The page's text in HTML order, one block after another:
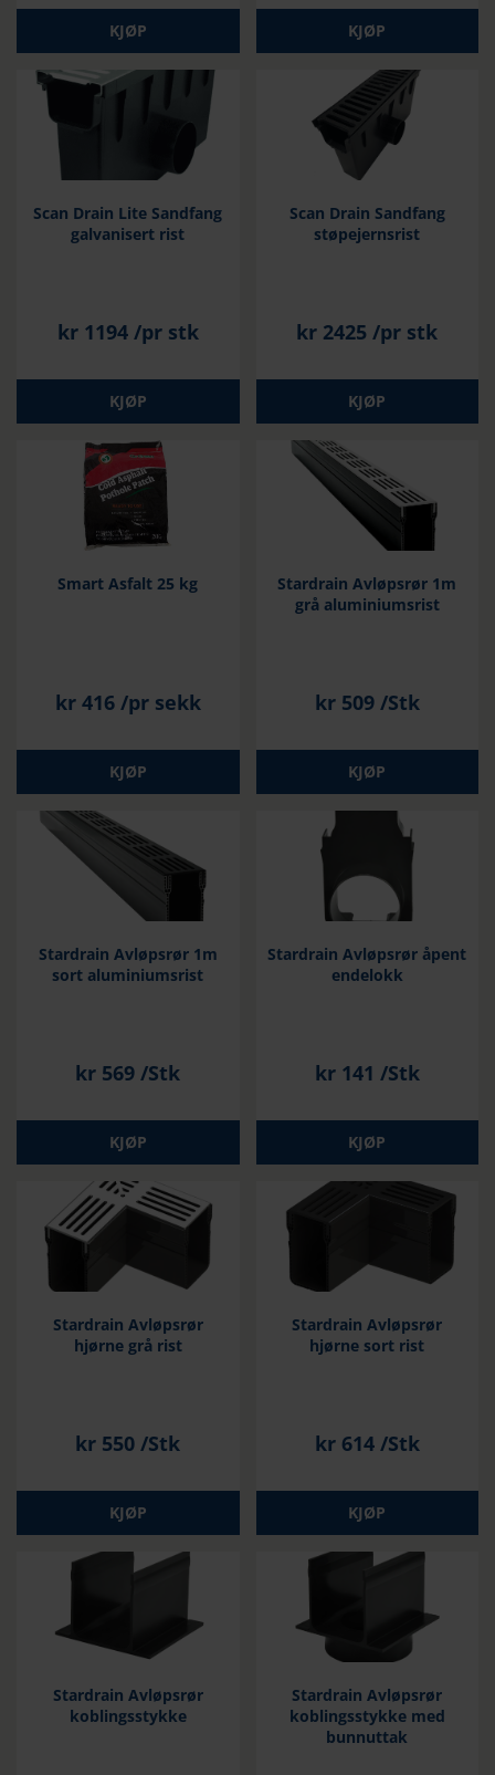
KJØP KJØP
Scan Drain Lite Sandfang
galvanisert rist
kr1194/pr stk
KJØP
Scan Drain Sandfang
støpejernsrist
kr 2425 /pr stk
KJØP
Smart Asfalt 25 kg
kr416/pr sekk
KJØP
Stardrain Avløpsrør 1m
grå aluminiumsrist
kr509/Stk
KJØP
Stardrain Avløpsrør 1m
sort aluminiumsrist
kr 569 /Stk
KJØP
Stardrain Avløpsrør åpent
endelokk
kr141 /Stk
KJØP
Stardrain Avløpsrør
hjørne grå rist
kr 550 /Stk
KJØP
Stardrain Avløpsrør
hjørne sort rist
kr614/Stk
KJØP
Stardrain Avløpsrør
koblingsstykke
Stardrain Avløpsrør
koblingsstykke med
bunnuttak